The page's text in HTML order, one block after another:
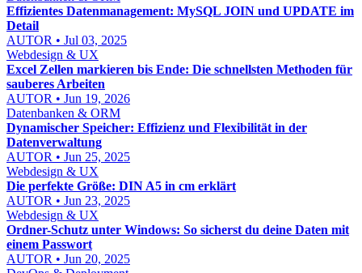
Effizientes Datenmanagement: MySQL JOIN und UPDATE im
Detail
AUTOR • Jul 03, 2025
Webdesign & UX
Excel Zellen markieren bis Ende: Die schnellsten Methoden für
sauberes Arbeiten
AUTOR • Jun 19, 2026
Datenbanken & ORM
Dynamischer Speicher: Effizienz und Flexibilität in der
Datenverwaltung
AUTOR • Jun 25, 2025
Webdesign & UX
Die perfekte Größe: DIN A5 in cm erklärt
AUTOR • Jun 23, 2025
Webdesign & UX
Ordner-Schutz unter Windows: So sicherst du deine Daten mit
einem Passwort
AUTOR • Jun 20, 2025